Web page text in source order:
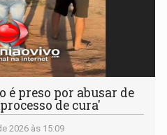
é preso por abusar de
de cura'
2026 às 15:09